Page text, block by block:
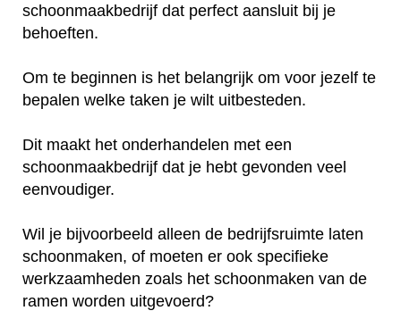
schoonmaakbedrijf dat perfect aansluit bij je
behoeften.
Om te beginnen is het belangrijk om voor jezelf te
bepalen welke taken je wilt uitbesteden.
Dit maakt het onderhandelen met een
schoonmaakbedrijf dat je hebt gevonden veel
eenvoudiger.
Wil je bijvoorbeeld alleen de bedrijfsruimte laten
schoonmaken, of moeten er ook specifieke
werkzaamheden zoals het schoonmaken van de
ramen worden uitgevoerd?